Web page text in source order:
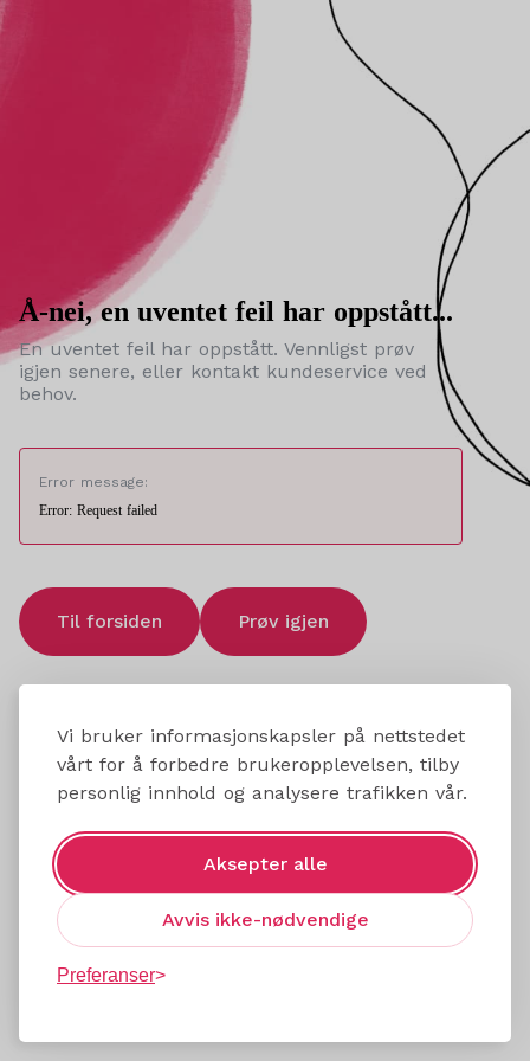
Vi bruker informasjonskapsler på nettstedet
vårt for å forbedre brukeropplevelsen, tilby
personlig innhold og analysere trafikken vår.
Aksepter alle
Avvis ikke-nødvendige
Preferanser
Å-nei, en uventet feil har oppstått...
En uventet feil har oppstått. Vennligst prøv
igjen senere, eller kontakt kundeservice ved
behov.
Error message:
Error: Request failed
Til forsiden Prøv igjen